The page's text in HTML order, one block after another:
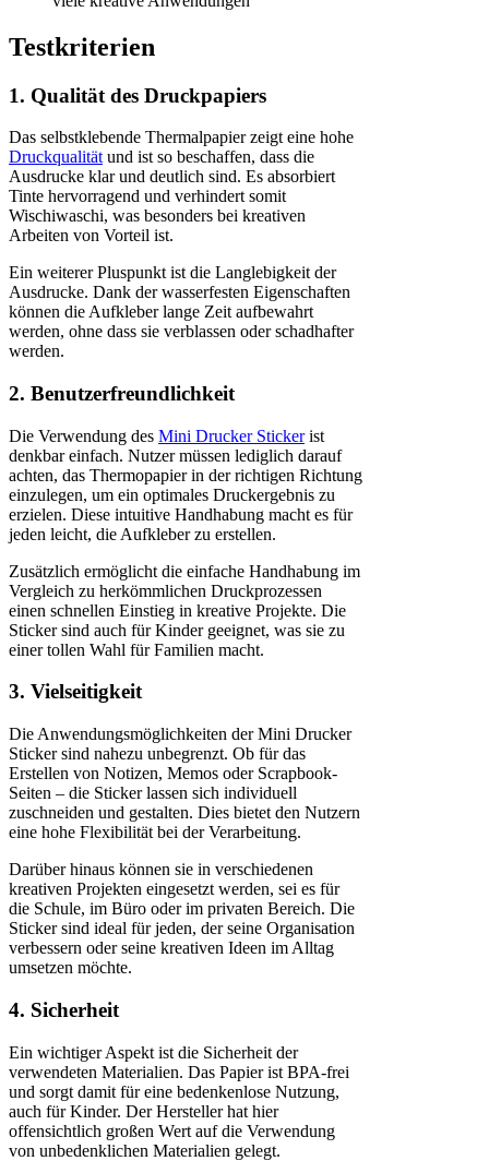
Testkriterien
1. Qualität des Druckpapiers
Das selbstklebende Thermalpapier zeigt eine hohe
Druckqualität und ist so beschaffen, dass die
Ausdrucke klar und deutlich sind. Es absorbiert
Tinte hervorragend und verhindert somit
Wischiwaschi, was besonders bei kreativen
Arbeiten von Vorteil ist.
Ein weiterer Pluspunkt ist die Langlebigkeit der
Ausdrucke. Dank der wasserfesten Eigenschaften
können die Aufkleber lange Zeit aufbewahrt
werden, ohne dass sie verblassen oder schadhafter
werden.
2. Benutzerfreundlichkeit
Die Verwendung des Mini Drucker Stickerist
denkbar einfach. Nutzer müssen lediglich darauf
achten, das Thermopapier in der richtigen Richtung
einzulegen, um ein optimales Druckergebnis zu
erzielen. Diese intuitive Handhabung macht es für
jeden leicht, die Aufkleber zu erstellen.
Zusätzlich ermöglicht die einfache Handhabung im
Vergleich zu herkömmlichen Druckprozessen
einen schnellen Einstieg in kreative Projekte. Die
Sticker sind auch für Kinder geeignet, was sie zu
einer tollen Wahl für Familien macht.
3. Vielseitigkeit
Die Anwendungsmöglichkeiten der Mini Drucker
Sticker sind nahezu unbegrenzt. Ob für das
Erstellen von Notizen, Memos oder Scrapbook-
Seiten – die Sticker lassen sich individuell
zuschneiden und gestalten. Dies bietet den Nutzern
eine hohe Flexibilität bei der Verarbeitung.
Darüber hinaus können sie in verschiedenen
kreativen Projekten eingesetzt werden, sei es für
die Schule, im Büro oder im privaten Bereich. Die
Sticker sind ideal für jeden, der seine Organisation
verbessern oder seine kreativen Ideen im Alltag
umsetzen möchte.
4. Sicherheit
Ein wichtiger Aspekt ist die Sicherheit der
verwendeten Materialien. Das Papier ist BPA-frei
und sorgt damit für eine bedenkenlose Nutzung,
auch für Kinder. Der Hersteller hat hier
offensichtlich großen Wert auf die Verwendung
von unbedenklichen Materialien gelegt.